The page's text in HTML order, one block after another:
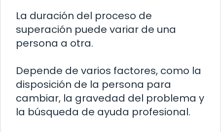
La duración del proceso de
superación puede variar de una
persona a otra.
Depende de varios factores, como la
disposición de la persona para
cambiar, la gravedad del problema y
la búsqueda de ayuda profesional.